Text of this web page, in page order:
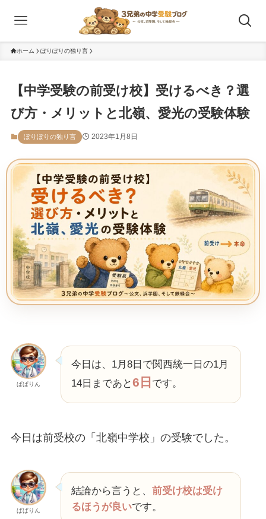
ホーム ぽりぽりの独り言
【中学受験の前受け校】受けるべき？選
び方・メリットと北嶺、愛光の受験体験
ぽりぽりの独り言 2023年1月8日
ぱぱりん
今日は、1月8日で関西統一日の1月
14日まであと6日 です。
今日は前受校の「北嶺中学校」の受験でした。
ぱぱりん
結論から言うと、 前受け校は受け
るほうが良いです。